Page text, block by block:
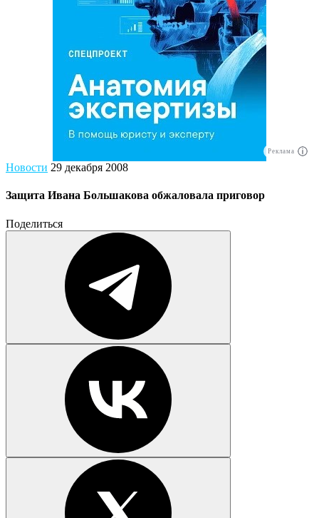
Реклама
Новости 29 декабря 2008
Защита Ивана Большакова обжаловала приговор
Поделиться